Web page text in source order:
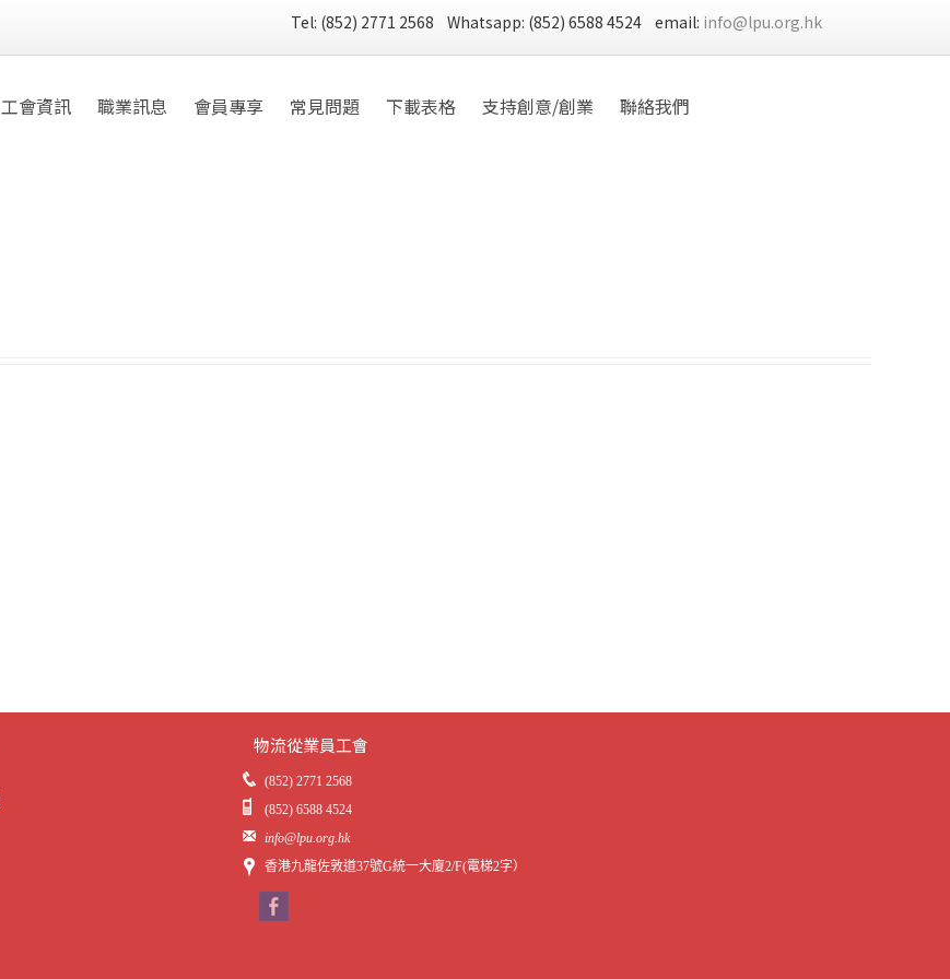
Tel: (852) 2771 2568 Whatsapp: (852) 6588 4524 email: info@lpu.org.hk
工會資訊 職業訊息 會員專享 常見問題 下載表格 支持創意/創業 聯絡我們
物流從業員工會
(852) 2771 2568
(852) 6588 4524
info@lpu.org.hk
香港九龍佐敦道37號G統一大廈2/F(電梯2字）